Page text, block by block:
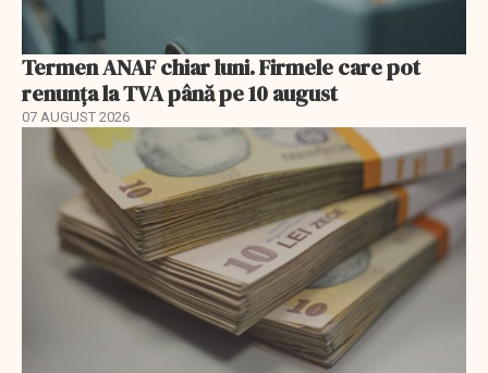
Termen ANAF chiar luni. Firmele care pot
renunța la TVA până pe 10 august
07 AUGUST 2026